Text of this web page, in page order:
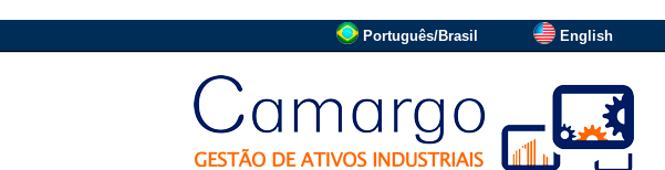
Português/Brasil English